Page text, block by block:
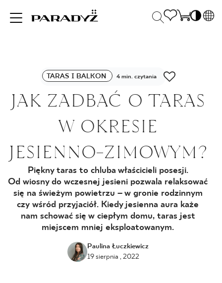
UK
RU
INSPIRACJE
PRODUKTY
KOLEKCJE
DLA BIZNESU
TARAS I BALKON 4 min. czytania
JAK ZADBAĆ O TARAS
W OKRESIE
JESIENNO-ZIMOWYM?
Piękny taras to chluba właścicieli posesji.
Od wiosny do wczesnej jesieni pozwala relaksować
się na świeżym powietrzu – w gronie rodzinnym
czy wśród przyjaciół. Kiedy jesienna aura każe
nam schować się w ciepłym domu, taras jest
miejscem mniej eksploatowanym.
Paulina Łuczkiewicz
19 sierpnia , 2022